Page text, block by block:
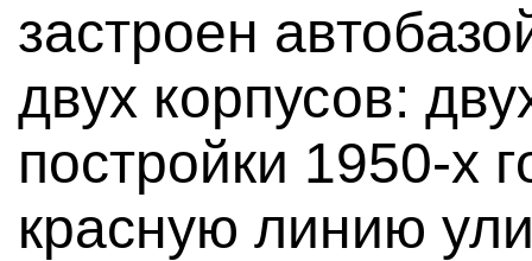
застроен
двух корпусов:
постройки 1950-х
красную линию